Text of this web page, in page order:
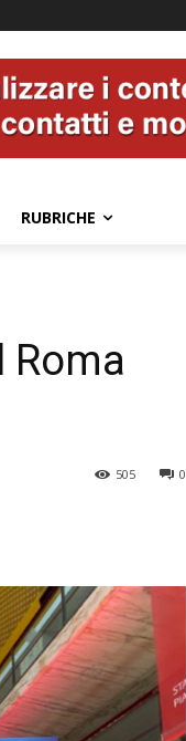
RUBRICHE
Roma
0
505